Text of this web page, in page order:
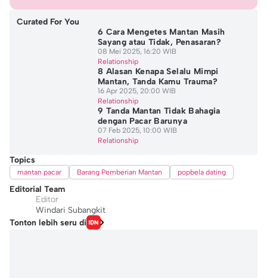
Curated For You
6 Cara Mengetes Mantan Masih
Sayang atau Tidak, Penasaran?
08 Mei 2025, 16:20 WIB
Relationship
8 Alasan Kenapa Selalu Mimpi
Mantan, Tanda Kamu Trauma?
16 Apr 2025, 20:00 WIB
Relationship
9 Tanda Mantan Tidak Bahagia
dengan Pacar Barunya
07 Feb 2025, 10:00 WIB
Relationship
Topics
mantan pacar Barang Pemberian Mantan popbela dating
Editorial Team
Editor
Windari Subangkit
Tonton lebih seru di